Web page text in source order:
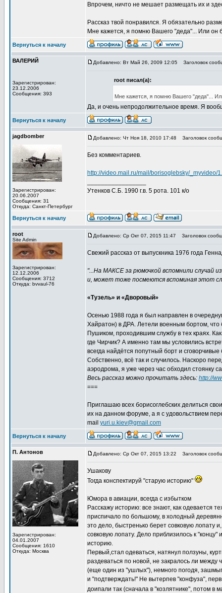
Впрочем, ничто не мешает размещать их и
Рассказ твой понравился. Я обязательно
Мне кажется, я помню Вашего "деда"... Или он
Вернуться к началу
ВАЛЕРИЙ
Зарегистрирован:
23.12.2006
Сообщения: 393
Добавлено: Вт Май 26, 2009 12:05 Заголовок
root писал(а):
Мне кажется, я помню Вашего "деда"...
Да, и очень непродолжительное время. Я
Вернуться к началу
jagdbomber
Зарегистрирован:
20.06.2007
Сообщения: 31
Откуда: Санкт-Петербург
Добавлено: Чт Ноя 18, 2010 17:48 Заголовок
Без комментариев.
http://video.mail.ru/mail/borisoglebsky/_myvideo/
Утенков С.Б. 1990 г.в. 5 рота. 101 к/о
Вернуться к началу
root
Site Admin
Зарегистрирован:
12.12.2006
Сообщения: 3712
Откуда: bvvaul-76
Добавлено: Ср Окт 07, 2015 11:47 Заголовок
Свежий рассказ от выпускника 1976 года
"...На МАКСЕ за рюмочкой вспомнили случай
и, может тоже посмеются вспоминая этот
«Тузель» и «Дворовый»
Осенью 1988 года я был направлен в
Хайратон) в ДРА. Летели военным бортом, что
Пушиком, проходившим службу в тех краях.
где Чирчик? А именно там мы условились
всегда найдётся попутный борт и
Собственно, всё так и случилось. Наскоро
аэродрома, я уже через час обходил стоянку
Весь рассказ можно прочитать здесь: http://
===
Приглашаю всех борисоглебских делиться
их на данном форуме, а я с удовольствием
mail yuri.u.kiev@gmail.com
Вернуться к началу
П. Антонов
Зарегистрирован:
04.01.2007
Сообщения: 1610
Откуда: Москва
Добавлено: Ср Окт 07, 2015 13:22 Заголовок
Ушакову
Тогда конспектируй "старую историю"
Юмора в авиации, всегда с избытком
Расскажу историю: все знают, как одевается
приспичало по большому, в холодный
это дело, быстренько берет совковую лопату
совковую лопату. Дело приблизилось к
историю.
Первый,стал одеваться, натянул ползуны,
раздеваться по новой, не закралось ли
(еще один из "ушлых"), немного погодя,
и "подтверждать!" Не вытерпев "конфуза",
доипали так (сначала в "козлятнике", потом в